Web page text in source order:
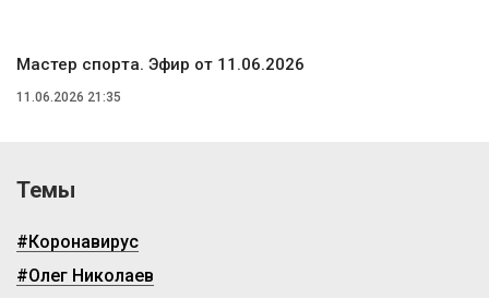
Мастер спорта. Эфир от 11.06.2026
11.06.2026 21:35
Темы
#Коронавирус
#Олег Николаев